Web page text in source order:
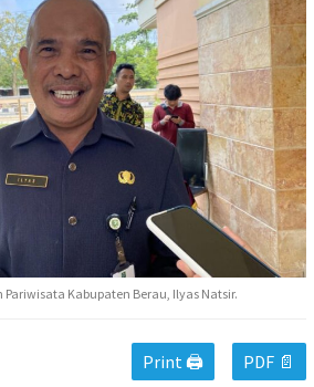
Kabupaten Berau, Ilyas Natsir.
Print 🖨
PDF 📄